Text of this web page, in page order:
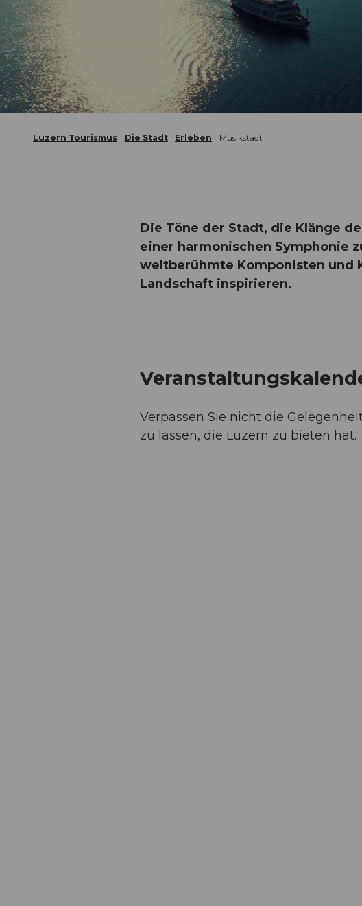
Luzern Tourismus Die Stadt Erleben Musikstadt
Die Töne der Stadt, die Klänge
einer harmonischen Symphonie
weltberühmte Komponisten und
Landschaft inspirieren.
Verpassen Sie nicht die
zu lassen, die Luzern zu bieten hat.